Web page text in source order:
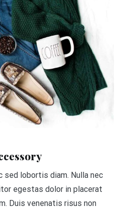
sed lobortis diam. Nulla nec
egestas dolor in placerat
Duis venenatis risus non